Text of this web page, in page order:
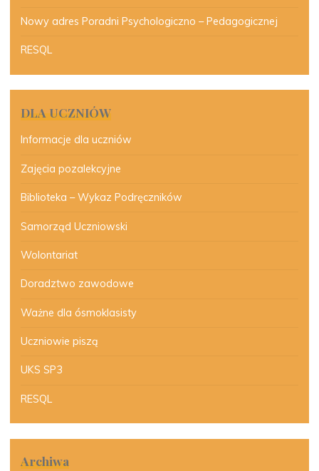
Nowy adres Poradni Psychologiczno – Pedagogicznej
RESQL
DLA UCZNIÓW
Informacje dla uczniów
Zajęcia pozalekcyjne
Biblioteka – Wykaz Podręczników
Samorząd Uczniowski
Wolontariat
Doradztwo zawodowe
Ważne dla ósmoklasisty
Uczniowie piszą
UKS SP3
RESQL
Archiwa